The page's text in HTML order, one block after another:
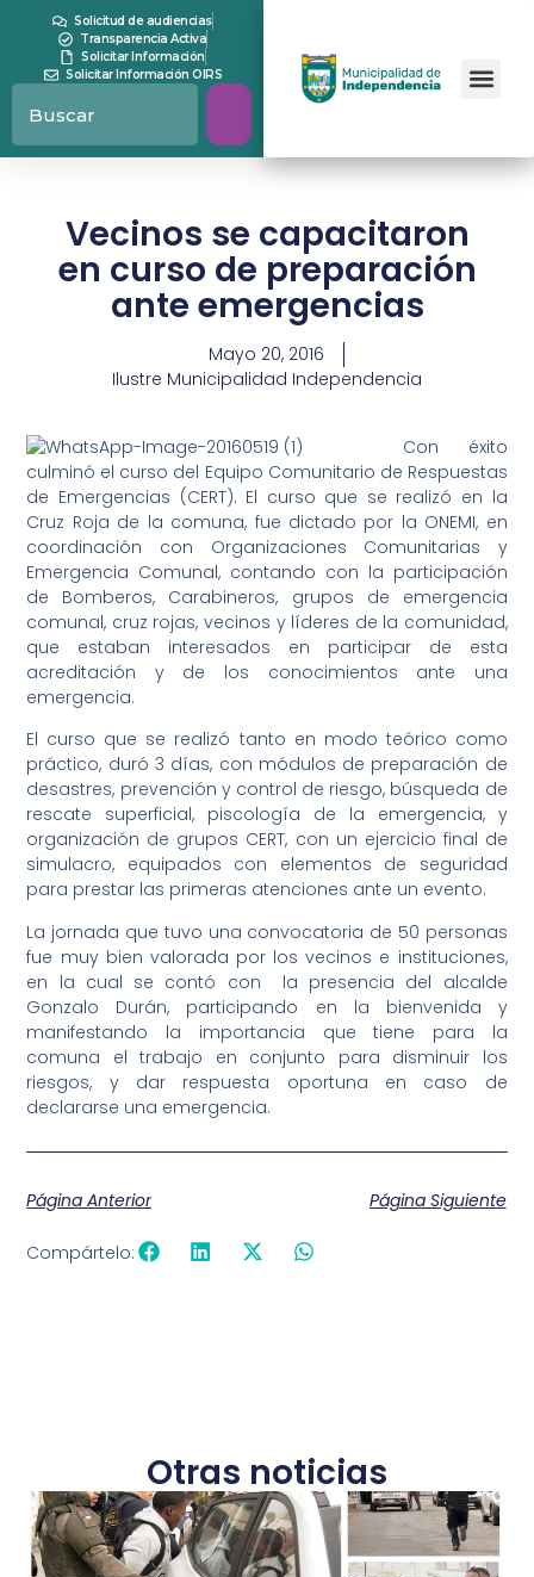
Solicitud de audiencias
Transparencia Activa
Solicitar Información
Solicitar Información OIRS
Vecinos se capacitaron
en curso de preparación
ante emergencias
Mayo 20, 2016
Ilustre Municipalidad Independencia
Con éxito
culminó el curso del Equipo Comunitario de Respuestas
de Emergencias (CERT). El curso que se realizó en la
Cruz Roja de la comuna, fue dictado por la ONEMI, en
coordinación con Organizaciones Comunitarias y
Emergencia Comunal, contando con la participación
de Bomberos, Carabineros, grupos de emergencia
comunal, cruz rojas, vecinos y líderes de la comunidad,
que estaban interesados en participar de esta
acreditación y de los conocimientos ante una
emergencia.
El curso que se realizó tanto en modo teórico como
práctico, duró 3 días, con módulos de preparación de
desastres, prevención y control de riesgo, búsqueda de
rescate superficial, piscología de la emergencia, y
organización de grupos CERT, con un ejercicio final de
simulacro, equipados con elementos de seguridad
para prestar las primeras atenciones ante un evento.
La jornada que tuvo una convocatoria de 50 personas
fue muy bien valorada por los vecinos e instituciones,
en la cual se contó con la presencia del alcalde
Gonzalo Durán, participando en la bienvenida y
manifestando la importancia que tiene para la
comuna el trabajo en conjunto para disminuir los
riesgos, y dar respuesta oportuna en caso de
declararse una emergencia.
Página Anterior Página Siguiente
Compártelo:
Otras noticias